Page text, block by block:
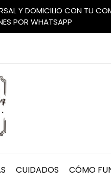
Y DOMICILIO CON TU
POR WHATSAPP
CUIDADOS CÓMO